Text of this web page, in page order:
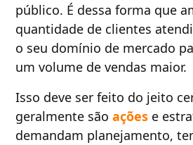
público. É dessa forma que
quantidade de clientes
o seu domínio de mercado
um volume de vendas maior.
Isso deve ser feito do jeito
geralmente sãoações e
demandam planejamento,